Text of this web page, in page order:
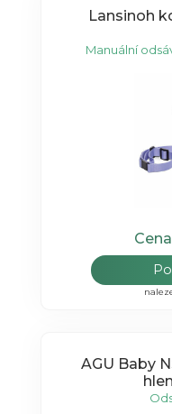
Lansinoh
Manuální
AGU Baby